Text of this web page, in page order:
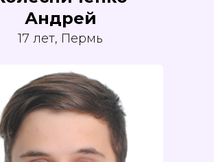
Андрей
17 лет, Пермь